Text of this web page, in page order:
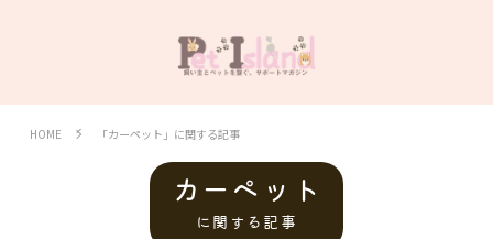
HOME 「カーペット」に関する記事
カーペット
に関する記事